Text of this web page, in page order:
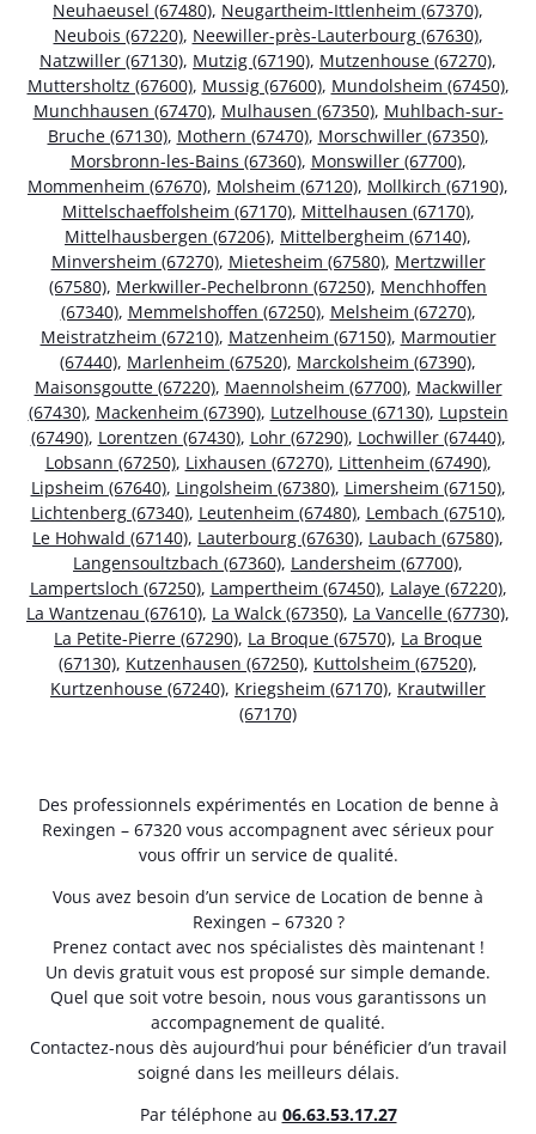
Neuhaeusel (67480), Neugartheim-Ittlenheim (67370),
Neubois (67220), Neewiller-près-Lauterbourg (67630),
Natzwiller (67130), Mutzig (67190), Mutzenhouse (67270),
Muttersholtz (67600), Mussig (67600), Mundolsheim (67450),
Munchhausen (67470), Mulhausen (67350), Muhlbach-sur-
Bruche (67130), Mothern (67470), Morschwiller (67350),
Morsbronn-les-Bains (67360), Monswiller (67700),
Mommenheim (67670), Molsheim (67120), Mollkirch (67190),
Mittelschaeffolsheim (67170), Mittelhausen (67170),
Mittelhausbergen (67206), Mittelbergheim (67140),
Minversheim (67270), Mietesheim (67580), Mertzwiller
(67580), Merkwiller-Pechelbronn (67250), Menchhoffen
(67340), Memmelshoffen (67250), Melsheim (67270),
Meistratzheim (67210), Matzenheim (67150), Marmoutier
(67440), Marlenheim (67520), Marckolsheim (67390),
Maisonsgoutte (67220), Maennolsheim (67700), Mackwiller
(67430), Mackenheim (67390), Lutzelhouse (67130), Lupstein
(67490), Lorentzen (67430), Lohr (67290), Lochwiller (67440),
Lobsann (67250), Lixhausen (67270), Littenheim (67490),
Lipsheim (67640), Lingolsheim (67380), Limersheim (67150),
Lichtenberg (67340), Leutenheim (67480), Lembach (67510),
Le Hohwald (67140), Lauterbourg (67630), Laubach (67580),
Langensoultzbach (67360), Landersheim (67700),
Lampertsloch (67250), Lampertheim (67450), Lalaye (67220),
La Wantzenau (67610), La Walck (67350), La Vancelle (67730),
La Petite-Pierre (67290), La Broque (67570), La Broque
(67130), Kutzenhausen (67250), Kuttolsheim (67520),
Kurtzenhouse (67240), Kriegsheim (67170), Krautwiller
(67170)
Des professionnels expérimentés en Location de benne à
Rexingen – 67320 vous accompagnent avec sérieux pour
vous offrir un service de qualité.
Vous avez besoin d’un service de Location de benne à
Rexingen – 67320 ?
Prenez contact avec nos spécialistes dès maintenant !
Un devis gratuit vous est proposé sur simple demande.
Quel que soit votre besoin, nous vous garantissons un
accompagnement de qualité.
Contactez-nous dès aujourd’hui pour bénéficier d’un travail
soigné dans les meilleurs délais.
Par téléphone au 06.63.53.17.27